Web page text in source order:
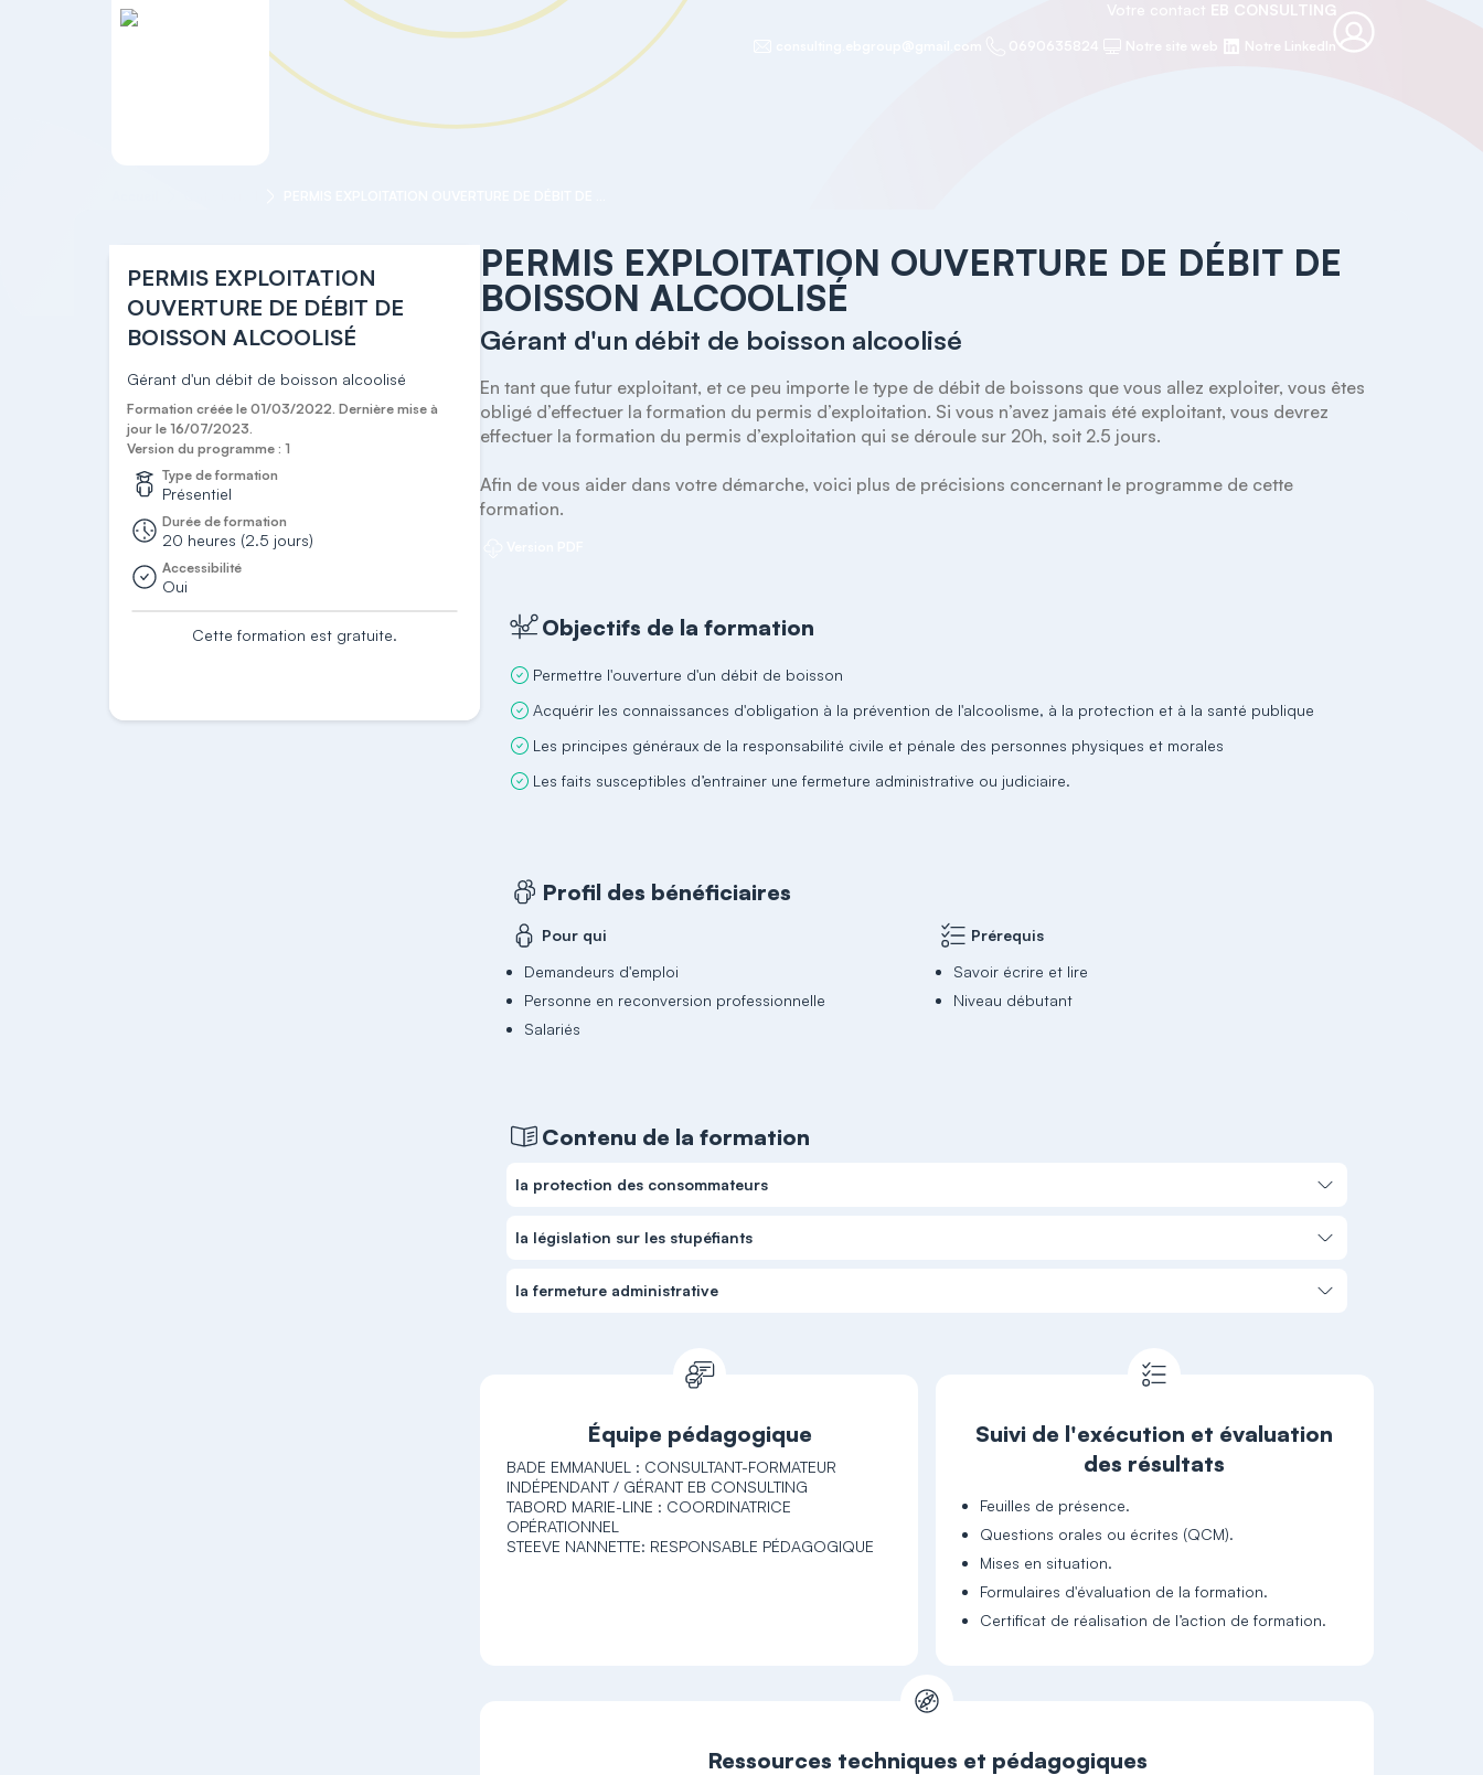
Votre contact EB CONSULTING
Notre site web Notre LinkedIn
PERMIS EXPLOITATION
OUVERTURE DE DÉBIT DE
BOISSON ALCOOLISÉ
Gérant d'un débit de boisson alcoolisé
Formation créée le 01/03/2022. Dernière mise à
jour le 16/07/2023.
Version du programme : 1
Type de formation
Présentiel
Durée de formation
20 heures (2.5 jours)
Accessibilité
Oui
Cette formation est gratuite.
PERMIS EXPLOITATION OUVERTURE DE DÉBIT DE
BOISSON ALCOOLISÉ
Gérant d'un débit de boisson alcoolisé
En tant que futur exploitant, et ce peu importe le type de débit de boissons que vous allez exploiter, vous êtes
obligé d’effectuer la formation du permis d’exploitation. Si vous n’avez jamais été exploitant, vous devrez
effectuer la formation du permis d’exploitation qui se déroule sur 20h, soit 2.5 jours.
Afin de vous aider dans votre démarche, voici plus de précisions concernant le programme de cette
formation.
Objectifs de la formation
Permettre l'ouverture d'un débit de boisson
Acquérir les connaissances d'obligation à la prévention de l'alcoolisme, à la protection et à la santé publique
Les principes généraux de la responsabilité civile et pénale des personnes physiques et morales
Les faits susceptibles d’entrainer une fermeture administrative ou judiciaire.
Profil des bénéficiaires
Pour qui
Demandeurs d'emploi
Personne en reconversion professionnelle
Salariés
Prérequis
Savoir écrire et lire
Niveau débutant
Contenu de la formation
la protection des consommateurs
la législation sur les stupéfiants
la fermeture administrative
Équipe pédagogique
BADE EMMANUEL : CONSULTANT-FORMATEUR
INDÉPENDANT / GÉRANT EB CONSULTING
TABORD MARIE-LINE : COORDINATRICE
OPÉRATIONNEL
STEEVE NANNETTE: RESPONSABLE PÉDAGOGIQUE
Suivi de l'exécution et évaluation
des résultats
Feuilles de présence.
Questions orales ou écrites (QCM).
Mises en situation.
Formulaires d'évaluation de la formation.
Certificat de réalisation de l’action de formation.
Ressources techniques et pédagogiques